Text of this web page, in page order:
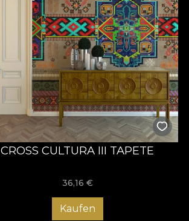
CROSS CULTURA III TAPETE
36,16 €
Kaufen